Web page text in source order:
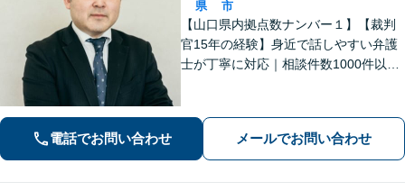
県
市
【山口県内拠点数ナンバー１】【裁判
官15年の経験】身近で話しやすい弁護
士が丁寧に対応｜相談件数1000件以上
心してお任せください。【夜間対応】
電話でお問い合わせ メールでお問い合わせ